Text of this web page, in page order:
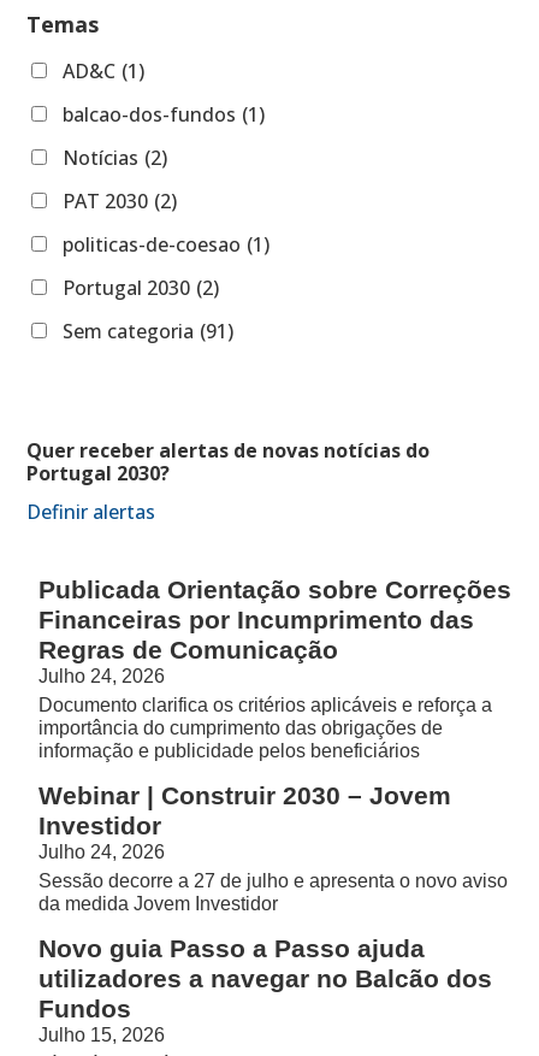
Temas
AD&C (1)
balcao-dos-fundos (1)
Notícias (2)
PAT 2030 (2)
politicas-de-coesao (1)
Portugal 2030 (2)
Sem categoria (91)
Quer receber alertas de novas notícias do
Portugal 2030?
Definir alertas
Publicada Orientação sobre Correções
Financeiras por Incumprimento das
Regras de Comunicação
Julho 24, 2026
Documento clarifica os critérios aplicáveis e reforça a
importância do cumprimento das obrigações de
informação e publicidade pelos beneficiários
Webinar | Construir 2030 – Jovem
Investidor
Julho 24, 2026
Sessão decorre a 27 de julho e apresenta o novo aviso
da medida Jovem Investidor
Novo guia Passo a Passo ajuda
utilizadores a navegar no Balcão dos
Fundos
Julho 15, 2026